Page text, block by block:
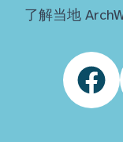
了解当地